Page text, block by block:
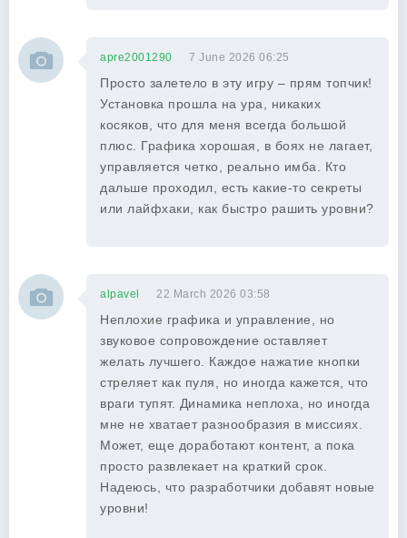
apre2001290 7 June 2026 06:25
Просто залетело в эту игру – прям топчик!
Установка прошла на ура, никаких
косяков, что для меня всегда большой
плюс. Графика хорошая, в боях не лагает,
управляется четко, реально имба. Кто
дальше проходил, есть какие-то секреты
или лайфхаки, как быстро рашить уровни?
alpavel 22 March 2026 03:58
Неплохие графика и управление, но
звуковое сопровождение оставляет
желать лучшего. Каждое нажатие кнопки
стреляет как пуля, но иногда кажется, что
враги тупят. Динамика неплоха, но иногда
мне не хватает разнообразия в миссиях.
Может, еще доработают контент, а пока
просто развлекает на краткий срок.
Надеюсь, что разработчики добавят новые
уровни!